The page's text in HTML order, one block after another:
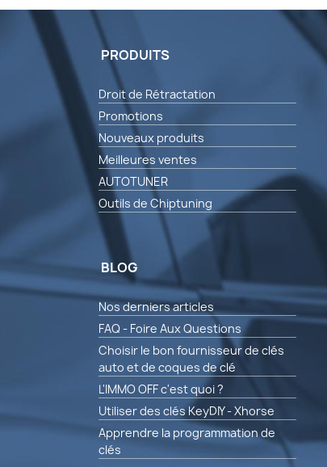
PRODUITS
Droit de Rétractation
Promotions
Nouveaux produits
Meilleures ventes
AUTOTUNER
Outils de Chiptuning
BLOG
Nos derniers articles
FAQ - Foire Aux Questions
Choisir le bon fournisseur de clés
auto et de coques de clé
L'IMMO OFF c'est quoi ?
Utiliser des clés KeyDIY - Xhorse
Apprendre la programmation de
clés